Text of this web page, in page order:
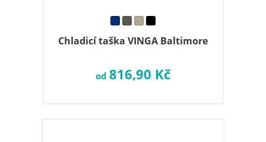
Chladicí taška VINGA Baltimore
od 816,90 Kč